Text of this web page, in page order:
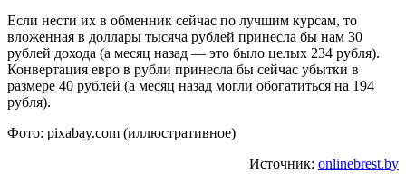
Если нести их в обменник сейчас по лучшим курсам, то
вложенная в доллары тысяча рублей принесла бы нам 30
рублей дохода (а месяц назад — это было целых 234 рубля).
Конвертация евро в рубли принесла бы сейчас убытки в
размере 40 рублей (а месяц назад могли обогатиться на 194
рубля).
Фото: pixabay.com (иллюстративное)
Источник: onlinebrest.by